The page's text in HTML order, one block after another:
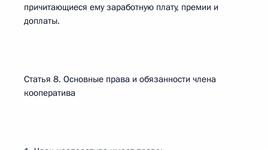
причитающиеся ему заработную плату, премии и
доплаты.
Статья 8. Основные права и обязанности члена
кооператива